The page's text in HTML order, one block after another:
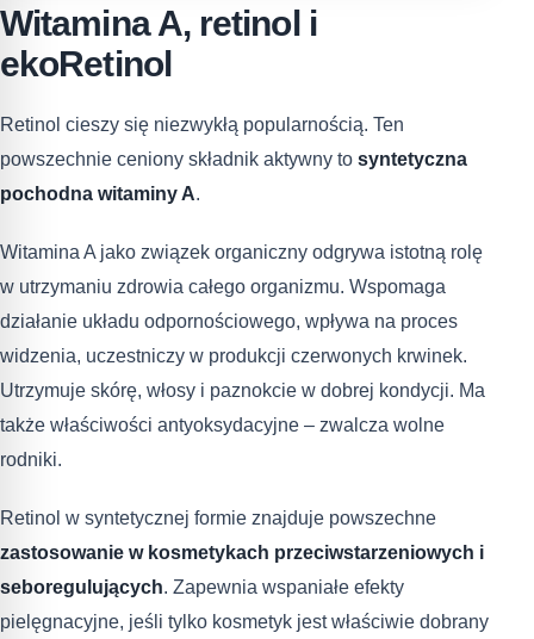
Witamina A, retinol i
ekoRetinol
Retinol cieszy się niezwykłą popularnością. Ten
powszechnie ceniony składnik aktywny to syntetyczna
pochodna witaminy A.
Witamina A jako związek organiczny odgrywa istotną rolę
w utrzymaniu zdrowia całego organizmu. Wspomaga
działanie układu odpornościowego, wpływa na proces
widzenia, uczestniczy w produkcji czerwonych krwinek.
Utrzymuje skórę, włosy i paznokcie w dobrej kondycji. Ma
także właściwości antyoksydacyjne – zwalcza wolne
rodniki.
Retinol w syntetycznej formie znajduje powszechne
zastosowanie w kosmetykach przeciwstarzeniowych i
seboregulujących. Zapewnia wspaniałe efekty
pielęgnacyjne, jeśli tylko kosmetyk jest właściwie dobrany